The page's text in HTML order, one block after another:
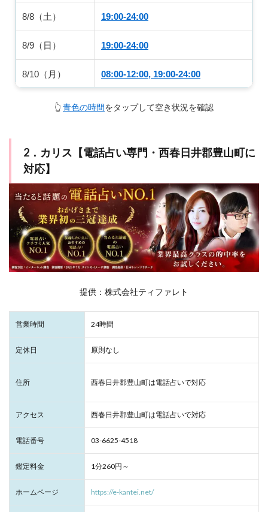
8/8（土） 19:00-24:00
8/9（日） 19:00-24:00
8/10（月） 08:00-12:00, 19:00-24:00
8/11（火） 08:00-14:00, 19:00-22:30
👆 青色の時間をタップして空き状況を確認
2．カリス【電話占い専門・西春日井郡豊山町に
対応】
提供：株式会社ティファレト
営業時間 24時間
定休日 原則なし
住所 西春日井郡豊山町は電話占いで対応
アクセス 西春日井郡豊山町は電話占いで対応
電話番号 03-6625-4518
鑑定料金 1分260円～
ホームページ https://e-kantei.net/